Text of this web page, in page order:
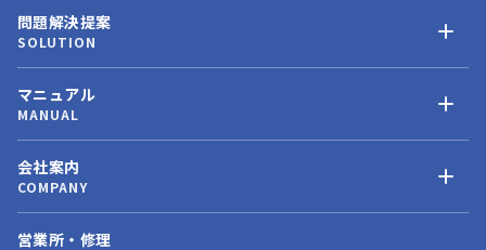
問題解決提案
SOLUTION
マニュアル
MANUAL
会社案内
COMPANY
営業所・修理